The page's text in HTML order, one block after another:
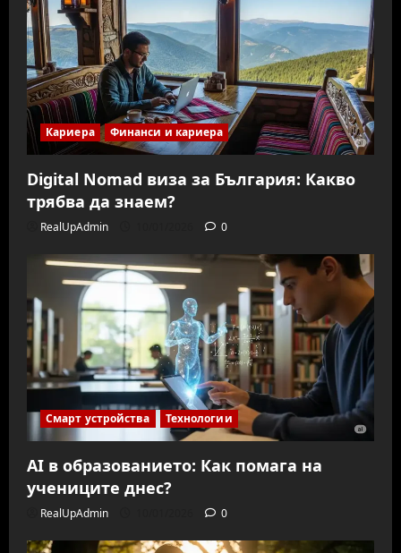
Кариера Финанси и кариера
Digital Nomad виза за България: Какво
трябва да знаем?
RealUpAdmin 0
Смарт устройства Технологии
AI в образованието: Как помага на
учениците днес?
RealUpAdmin 0